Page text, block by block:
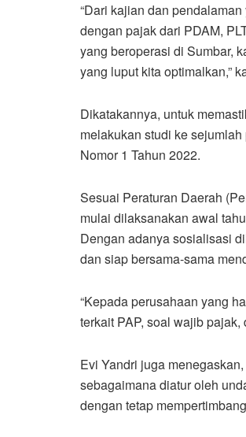
“Dari kajian dan
dengan pajak dari PDAM,
yang beroperasi di Sumbar,
yang luput kita optimalkan,”
Dikatakannya, untuk
melakukan studi ke
Nomor 1 Tahun 2022.
Sesuai Peraturan Daerah
mulai dilaksanakan awal
Dengan adanya sosialisasi
dan siap bersama-sama
“Kepada perusahaan yang
terkait PAP, soal wajib
Evi Yandri juga
sebagaimana diatur oleh
dengan tetap